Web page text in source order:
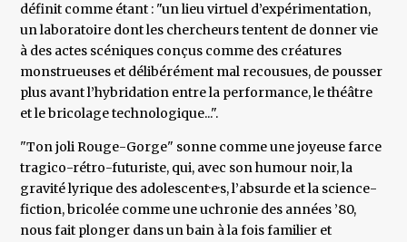
définit comme étant : "un lieu virtuel d’expérimentation,
un laboratoire dont les chercheurs tentent de donner vie
à des actes scéniques conçus comme des créatures
monstrueuses et délibérément mal recousues, de pousser
plus avant l’hybridation entre la performance, le théâtre
et le bricolage technologique...".
"Ton joli Rouge-Gorge" sonne comme une joyeuse farce
tragico-rétro-futuriste, qui, avec son humour noir, la
gravité lyrique des adolescent·e·s, l’absurde et la science-
fiction, bricolée comme une uchronie des années ’80,
nous fait plonger dans un bain à la fois familier et